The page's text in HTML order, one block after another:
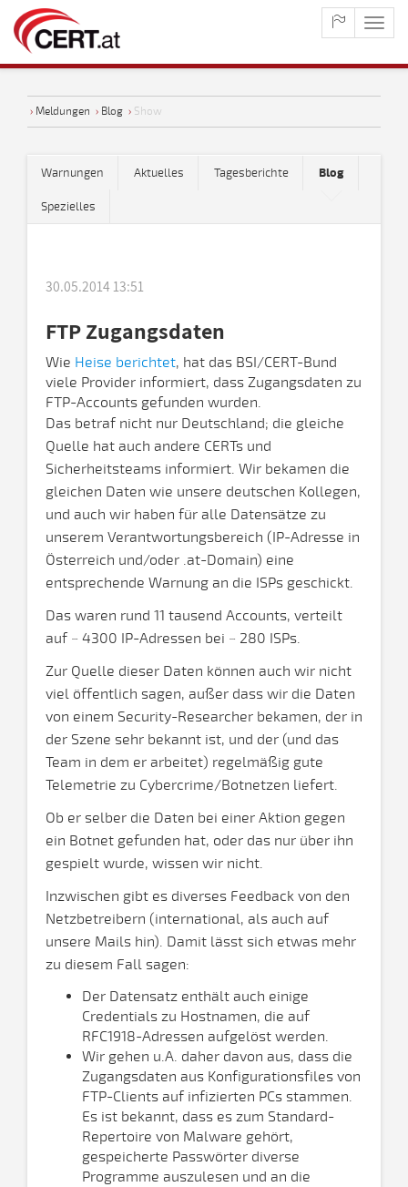
› Meldungen › Blog › Show
Warnungen Aktuelles Tagesberichte Blog
Spezielles
30.05.2014 13:51
FTP Zugangsdaten
Wie Heise berichtet, hat das BSI/CERT-Bund
viele Provider informiert, dass Zugangsdaten zu
FTP-Accounts gefunden wurden.
Das betraf nicht nur Deutschland; die gleiche
Quelle hat auch andere CERTs und
Sicherheitsteams informiert. Wir bekamen die
gleichen Daten wie unsere deutschen Kollegen,
und auch wir haben für alle Datensätze zu
unserem Verantwortungsbereich (IP-Adresse in
Österreich und/oder .at-Domain) eine
entsprechende Warnung an die ISPs geschickt.
Das waren rund 11 tausend Accounts, verteilt
auf ~ 4300 IP-Adressen bei ~ 280 ISPs.
Zur Quelle dieser Daten können auch wir nicht
viel öffentlich sagen, außer dass wir die Daten
von einem Security-Researcher bekamen, der in
der Szene sehr bekannt ist, und der (und das
Team in dem er arbeitet) regelmäßig gute
Telemetrie zu Cybercrime/Botnetzen liefert.
Ob er selber die Daten bei einer Aktion gegen
ein Botnet gefunden hat, oder das nur über ihn
gespielt wurde, wissen wir nicht.
Inzwischen gibt es diverses Feedback von den
Netzbetreibern (international, als auch auf
unsere Mails hin). Damit lässt sich etwas mehr
zu diesem Fall sagen:
Der Datensatz enthält auch einige
Credentials zu Hostnamen, die auf
RFC1918-Adressen aufgelöst werden.
Wir gehen u.A. daher davon aus, dass die
Zugangsdaten aus Konfigurationsfiles von
FTP-Clients auf infizierten PCs stammen.
Es ist bekannt, dass es zum Standard-
Repertoire von Malware gehört,
gespeicherte Passwörter diverse
Programme auszulesen und an die